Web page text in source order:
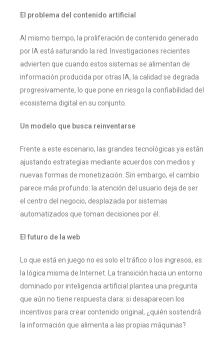
El problema del contenido artificial
Al mismo tiempo, la proliferación de contenido generado
por IA está saturando la red. Investigaciones recientes
advierten que cuando estos sistemas se alimentan de
información producida por otras IA, la calidad se degrada
progresivamente, lo que pone en riesgo la confiabilidad del
ecosistema digital en su conjunto.
Un modelo que busca reinventarse
Frente a este escenario, las grandes tecnológicas ya están
ajustando estrategias mediante acuerdos con medios y
nuevas formas de monetización. Sin embargo, el cambio
parece más profundo: la atención del usuario deja de ser
el centro del negocio, desplazada por sistemas
automatizados que toman decisiones por él.
El futuro de la web
Lo que está en juego no es solo el tráfico o los ingresos, es
la lógica misma de Internet. La transición hacia un entorno
dominado por inteligencia artificial plantea una pregunta
que aún no tiene respuesta clara: si desaparecen los
incentivos para crear contenido original, ¿quién sostendrá
la información que alimenta a las propias máquinas?